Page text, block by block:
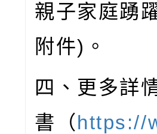
親子家庭踴
附件) 。
四、更多詳
書（https://